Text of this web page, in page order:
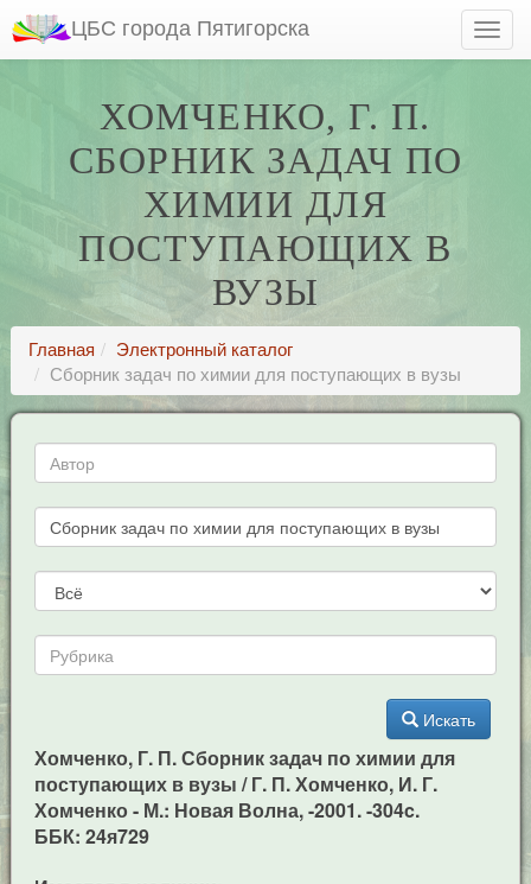
ЦБС города Пятигорска
ХОМЧЕНКО, Г. П.
СБОРНИК ЗАДАЧ ПО
ХИМИИ ДЛЯ
ПОСТУПАЮЩИХ В
ВУЗЫ
Главная
Электронный каталог
Сборник задач по химии для поступающих в вузы
Искать
Хомченко, Г. П. Сборник задач по химии для
поступающих в вузы / Г. П. Хомченко, И. Г.
Хомченко - М.: Новая Волна, -2001. -304c.
ББК: 24я729